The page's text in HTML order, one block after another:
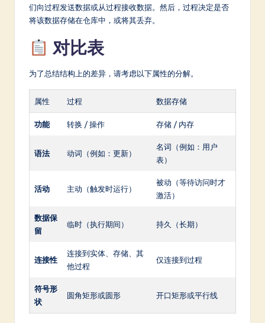
们向过程发送数据或从过程接收数据。然后，过程决定是否
将该数据存储在仓库中，或将其丢弃。
对比表
为了总结结构上的差异，请考虑以下属性的分解。
属性 过程 数据存储
功能 转换 / 操作 存储 / 内存
语法 动词（例如：更新）
名词（例如：用户
表）
活动 主动（触发时运行）
被动（等待访问时才
激活）
数据保
留
临时（执行期间） 持久（长期）
连接性
连接到实体、存储、其
他过程
仅连接到过程
符号形
状
圆角矩形或圆形 开口矩形或平行线